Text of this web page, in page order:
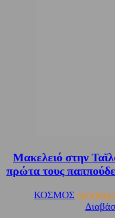
Μακελειό στην
πρώτα τους
ΚΟΣΜΟΣ